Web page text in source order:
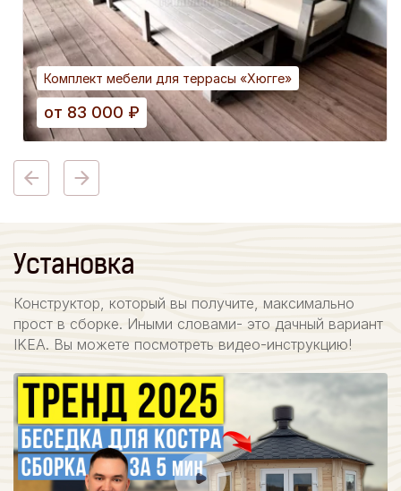
Комплект мебели для террасы «Хюгге»
от 83 000 ₽
Установка
Конструктор, который вы получите, максимально
прост в сборке. Иными словами- это дачный вариант
IKEA. Вы можете посмотреть видео-инструкцию!